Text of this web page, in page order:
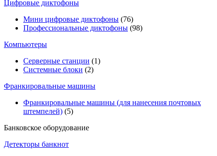
Цифровые диктофоны
Мини цифровые диктофоны (76)
Профессиональные диктофоны (98)
Компьютеры
Серверные станции (1)
Системные блоки (2)
Франкировальные машины
Франкировальные машины (для нанесения почтовых
штемпелей) (5)
Банковское оборудование
Детекторы банкнот